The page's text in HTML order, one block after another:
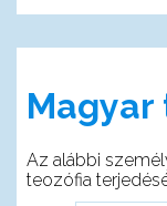
Az alábbi
teozófia